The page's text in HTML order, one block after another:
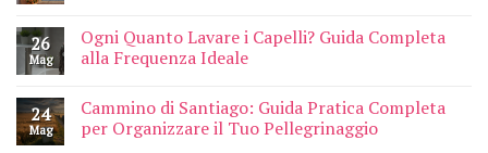
26
Mag
Ogni Quanto Lavare i Capelli? Guida Completa
alla Frequenza Ideale
24
Mag
Cammino di Santiago: Guida Pratica Completa
per Organizzare il Tuo Pellegrinaggio